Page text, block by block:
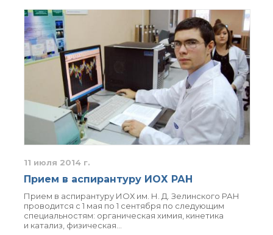
11 июля 2014 г.
Прием в аспирантуру ИОХ РАН
Прием в аспирантуру ИОХ им. Н. Д. Зелинского РАН
проводится с 1 мая по 1 сентября по следующим
специальностям: органическая химия, кинетика
и катализ, физическая…